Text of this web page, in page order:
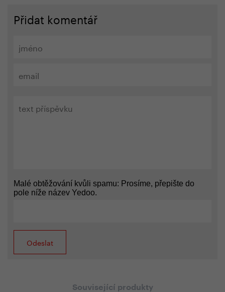
Přidat komentář
Malé obtěžování kvůli spamu: Prosíme, přepište do
pole níže název Yedoo.
Související produkty